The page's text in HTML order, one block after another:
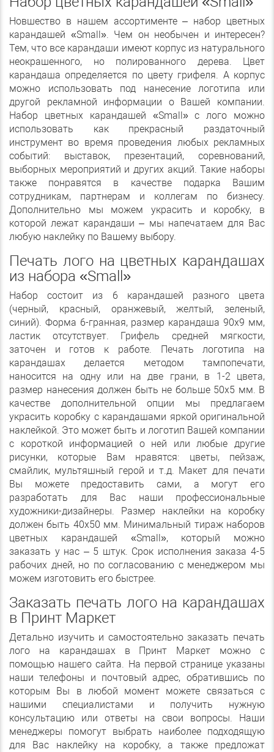
Новшество в нашем ассортименте – набор цветных
карандашей «Small». Чем он необычен и интересен?
Тем, что все карандаши имеют корпус из натурального
неокрашенного, но полированного дерева. Цвет
карандаша определяется по цвету грифеля. А корпус
можно использовать под нанесение логотипа или
другой рекламной информации о Вашей компании.
Набор цветных карандашей «Small» с лого можно
использовать как прекрасный раздаточный
инструмент во время проведения любых рекламных
событий: выставок, презентаций, соревнований,
выборных мероприятий и других акций. Такие наборы
также понравятся в качестве подарка Вашим
сотрудникам, партнерам и коллегам по бизнесу.
Дополнительно мы можем украсить и коробку, в
которой лежат карандаши – мы напечатаем для Вас
любую наклейку по Вашему выбору.
Печать лого на цветных карандашах
из набора «Small»
Набор состоит из 6 карандашей разного цвета
(черный, красный, оранжевый, желтый, зеленый,
синий). Форма 6-гранная, размер карандаша 90х9 мм,
ластик отсутствует. Грифель средней мягкости,
заточен и готов к работе. Печать логотипа на
карандашах делается методом тампопечати,
наносится на одну или на две грани, в 1-2 цвета,
размер нанесения должен быть не больше 50х5 мм. В
качестве дополнительной опции мы предлагаем
украсить коробку с карандашами яркой оригинальной
наклейкой. Это может быть и логотип Вашей компании
с короткой информацией о ней или любые другие
рисунки, которые Вам нравятся: цветы, пейзаж,
смайлик, мультяшный герой и т.д. Макет для печати
Вы можете предоставить сами, а могут его
разработать для Вас наши профессиональные
художники-дизайнеры. Размер наклейки на коробку
должен быть 40х50 мм. Минимальный тираж наборов
цветных карандашей «Small», который можно
заказать у нас – 5 штук. Срок исполнения заказа 4-5
рабочих дней, но по согласованию с менеджером мы
можем изготовить его быстрее.
Заказать печать лого на карандашах
в Принт Маркет
Детально изучить и самостоятельно заказать печать
лого на карандашах в Принт Маркет можно с
помощью нашего сайта. На первой странице указаны
наши телефоны и почтовый адрес, обратившись по
которым Вы в любой момент можете связаться с
нашими специалистами и получить нужную
консультацию или ответы на свои вопросы. Наши
менеджеры помогут выбрать наиболее подходящую
для Вас наклейку на коробку, а также предложат